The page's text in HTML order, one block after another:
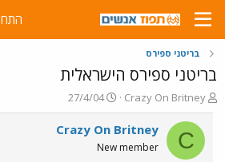
בריטני ספירס
בריטני ספירס הישראלית
פ
ו
ת
ח
ה
Crazy On Britney
פ
ו
ר
ם
27/4/04
C
Crazy On Britney
New member